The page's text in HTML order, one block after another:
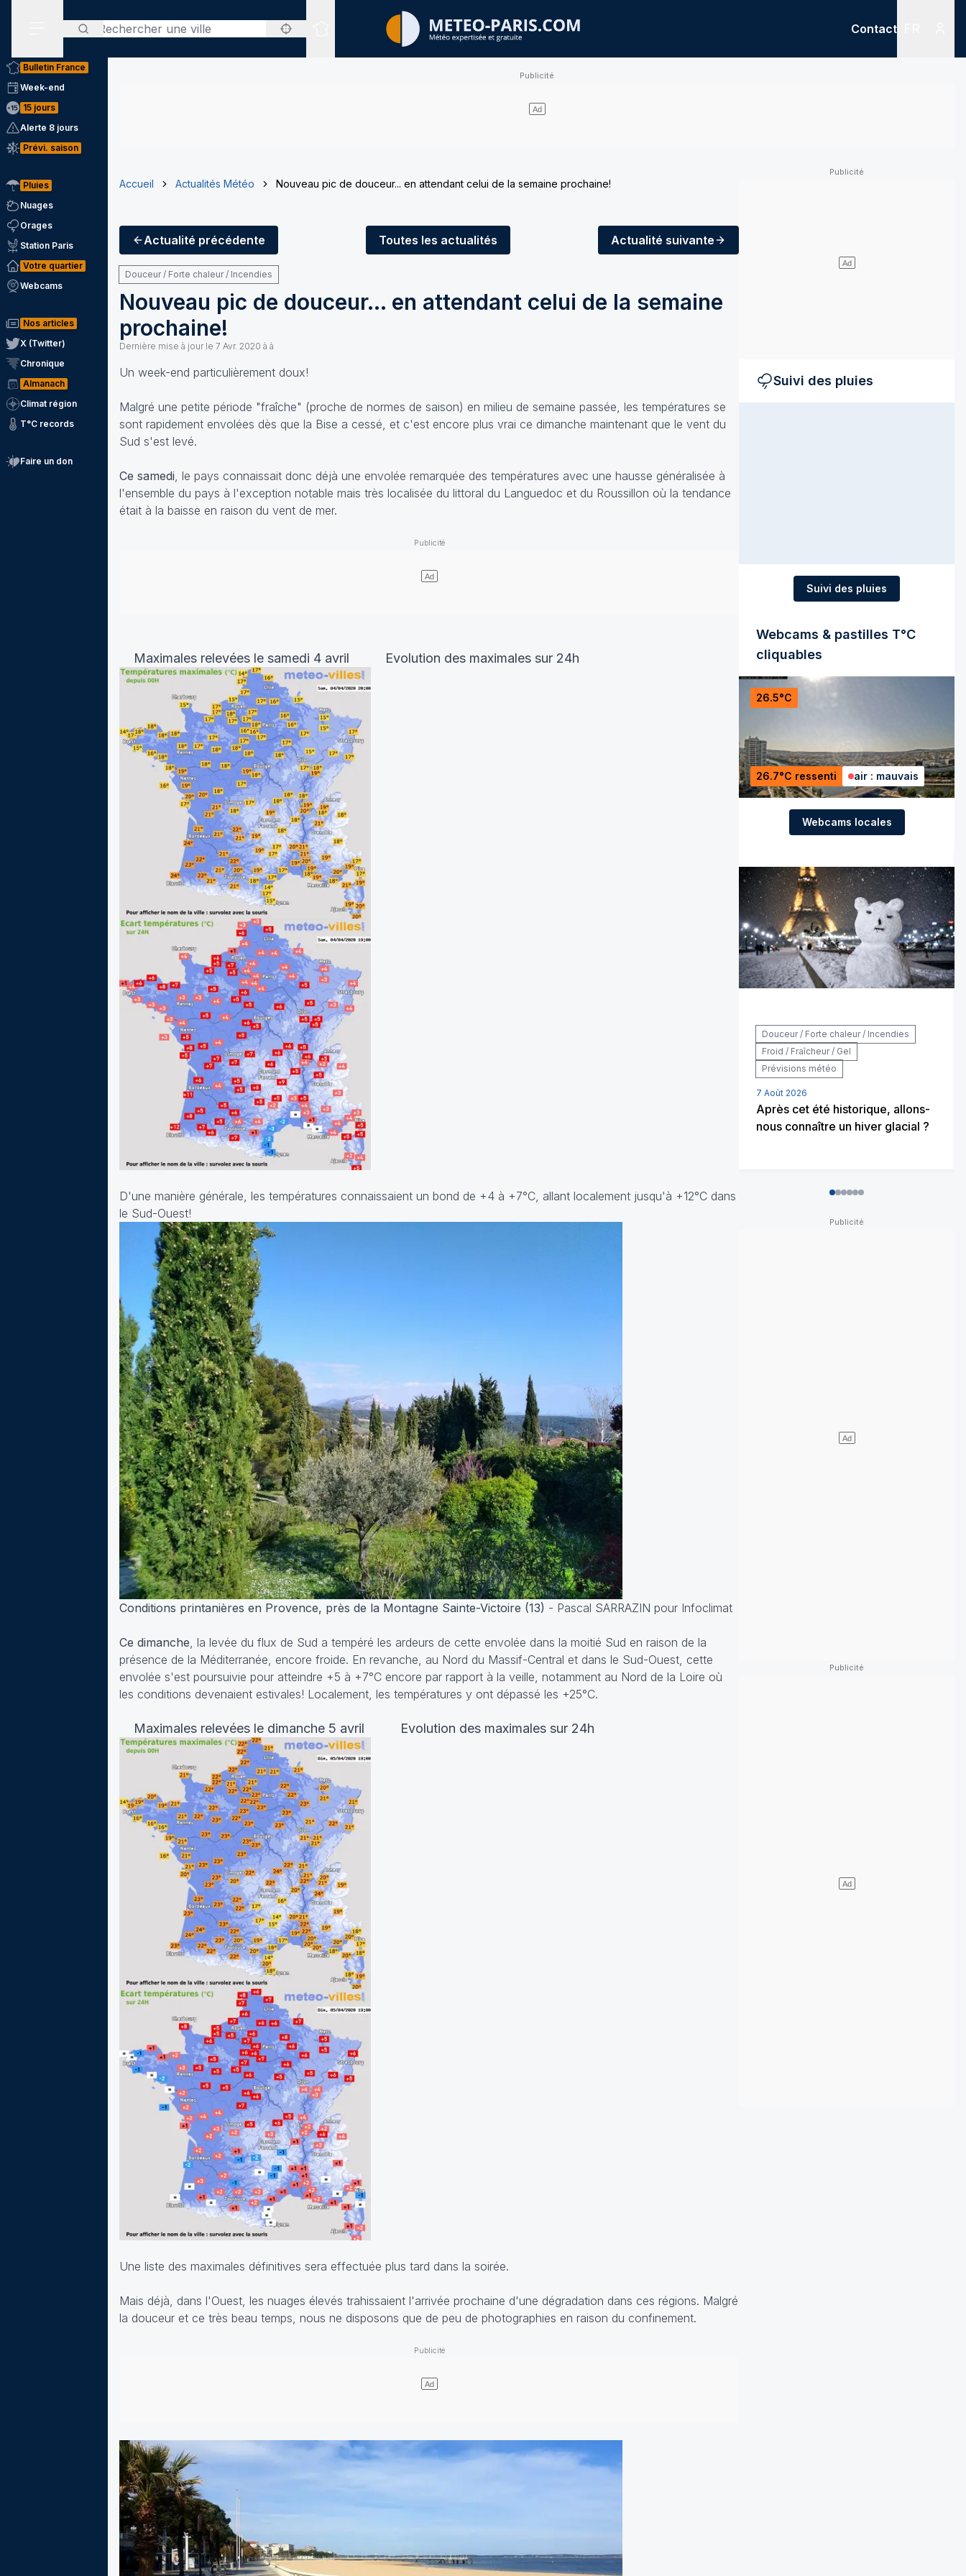
Rechercher
Sites expertisés
Contact
Bulletin France
Week-end
15 jours
Alerte 8 jours
Prévi. saison
Pluies
Nuages
Orages
Station Paris
Votre quartier
Webcams
Nos articles
X (Twitter)
Chronique
Almanach
Climat région
T°C records
Faire un don
Accueil Actualités Météo Nouveau pic de douceur... en attendant celui de la semaine prochaine!
Actualité précédente Toutes les actualités Actualité suivante
Douceur / Forte chaleur / Incendies
Nouveau pic de douceur... en attendant celui de la semaine
prochaine!
Dernière mise à jour le 7 Avr. 2020 à à
Un week-end particulièrement doux!
Malgré une petite période "fraîche" (proche de normes de saison) en milieu de semaine passée, les températures se
sont rapidement envolées dès que la Bise a cessé, et c'est encore plus vrai ce dimanche maintenant que le vent du
Sud s'est levé.
Ce samedi, le pays connaissait donc déjà une envolée remarquée des températures avec une hausse généralisée à
l'ensemble du pays à l'exception notable mais très localisée du littoral du Languedoc et du Roussillon où la tendance
était à la baisse en raison du vent de mer.
Maximales relevées le samedi 4 avril Evolution des maximales sur 24h
D'une manière générale, les températures connaissaient un bond de +4 à +7°C, allant localement jusqu'à +12°C dans
le Sud-Ouest!
Conditions printanières en Provence, près de la Montagne Sainte-Victoire (13) - Pascal SARRAZIN pour Infoclimat
Ce dimanche, la levée du flux de Sud a tempéré les ardeurs de cette envolée dans la moitié Sud en raison de la
présence de la Méditerranée, encore froide. En revanche, au Nord du Massif-Central et dans le Sud-Ouest, cette
envolée s'est poursuivie pour atteindre +5 à +7°C encore par rapport à la veille, notamment au Nord de la Loire où
les conditions devenaient estivales! Localement, les températures y ont dépassé les +25°C.
Maximales relevées le dimanche 5 avril Evolution des maximales sur 24h
Une liste des maximales définitives sera effectuée plus tard dans la soirée.
Mais déjà, dans l'Ouest, les nuages élevés trahissaient l'arrivée prochaine d'une dégradation dans ces régions. Malgré
la douceur et ce très beau temps, nous ne disposons que de peu de photographies en raison du confinement.
Suivi des pluies
Suivi des pluies
Webcams & pastilles T°C
cliquables
26.5°C
26.7°C ressenti air : mauvais
Webcams locales
Douceur / Forte chaleur / Incendies
Froid / Fraîcheur / Gel
Prévisions météo
7 Août 2026
Après cet été historique, allons-
nous connaître un hiver glacial ?
012345